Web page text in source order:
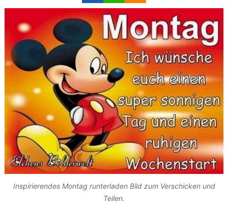
Inspirierendes Montag runterladen Bild zum Verschicken und
Teilen.